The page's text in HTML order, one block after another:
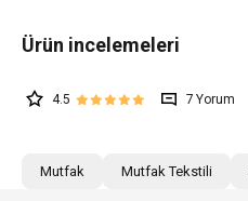
4.5 7
Mutfak Mutfak Tekstili